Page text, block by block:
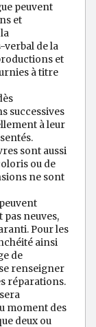
peuvent
et
verbal de la
et
à titre
successives
à leur
sont aussi
ou de
ne sont
pas neuves,
Pour les
ainsi
de
renseigner
réparations.
moment des
deux ou